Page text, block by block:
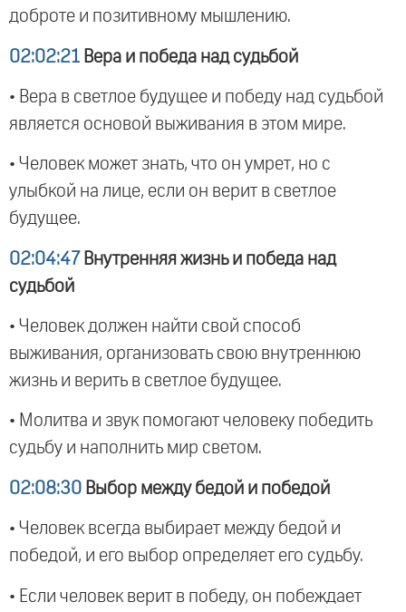
доброте и позитивному мышлению.
02:02:21 Вера и победа над судьбой
• Вера в светлое будущее и победу над судьбой
является основой выживания в этом мире.
• Человек может знать, что он умрет, но с
улыбкой на лице, если он верит в светлое
будущее.
02:04:47 Внутренняя жизнь и победа над
судьбой
• Человек должен найти свой способ
выживания, организовать свою внутреннюю
жизнь и верить в светлое будущее.
• Молитва и звук помогают человеку победить
судьбу и наполнить мир светом.
02:08:30 Выбор между бедой и победой
• Человек всегда выбирает между бедой и
победой, и его выбор определяет его судьбу.
• Если человек верит в победу, он побеждает